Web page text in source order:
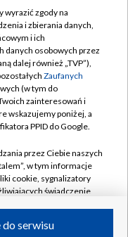
wyrazić zgody na
i zbierania danych,
i ich
danych osobowych przez
dalej również „TVP”),
Zaufanych
(w tym do
zainteresowań i
wskazujemy poniżej, a
PPID do Google.
przez Ciebie naszych
w tym informacje
cookie, sygnalizatory
świadczenie
serwisu